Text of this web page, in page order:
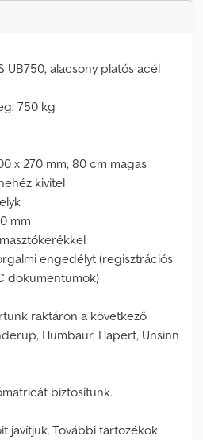
UB750, alacsony platós acél
750 kg
x 270 mm, 80 cm magas
kivitel
mm
engedélyt (regisztrációs
dokumentumok)
raktáron a következő
Humbaur, Hapert, Unsinn
biztosítunk.
javítjuk. További tartozékok